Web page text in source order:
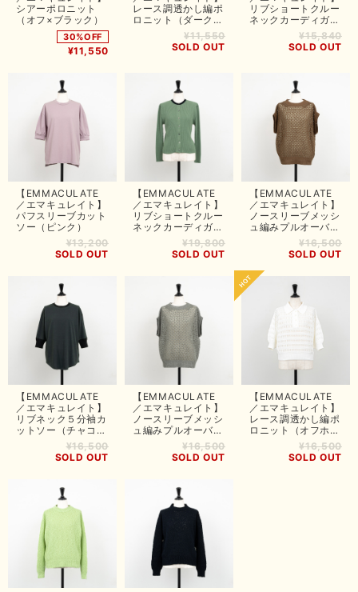
シアーポロニット
（オフ×ブラック）
30%OFF
¥11,550
レース調透かし編ポ
ロニット（ダークネ
¥11,550
SOLD OUT
リブショートクルー
ネックカーディガン
（オフホワイト）
¥15,840
SOLD OUT
【EMMACULATE
／エマキュレイト】
パフスリーブカット
ソー（ピンク）
¥13,200
SOLD OUT
【EMMACULATE
／エマキュレイト】
リブショートクルー
ネックカーディガン
（ライトグリーン）
¥19,800
SOLD OUT
【EMMACULATE
／エマキュレイト】
ノースリーブメッシ
ュ編みプルオーバー
¥16,500
SOLD OUT
【EMMACULATE
／エマキュレイト】
リブネック５分袖カ
ットソー（チャコー
¥16,500
SOLD OUT
【EMMACULATE
／エマキュレイト】
ノースリーブメッシ
ュ編みプルオーバー
（グレー）¥16,500
SOLD OUT
【EMMACULATE
／エマキュレイト】
レース調透かし編ポ
ロニット（オフホワ
¥16,500
SOLD OUT